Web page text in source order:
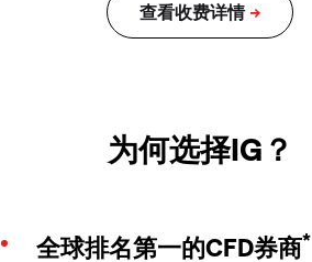
为何选择IG？
全球排名第一的CFD券商*